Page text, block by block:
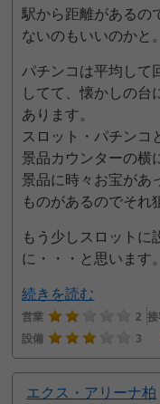
駅から距離があるの
ないのもいいのかと。
パチンコは平均して
してて、懐かしの台
あります。
スロット・パチンコ
景品カウンターの横
景品に時々お宝があ
ものがあるのでそれ
もう少しスロットに
に・・・と思います。
続きを読む
営業 2
設備
3
エクス・アリーナ柏